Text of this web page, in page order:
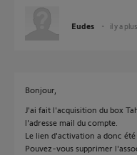
Eudes il y a
Bonjour,
J'ai fait l'acquisition du box
l'adresse mail du compte.
Le lien d'activation a donc
Pouvez-vous supprimer